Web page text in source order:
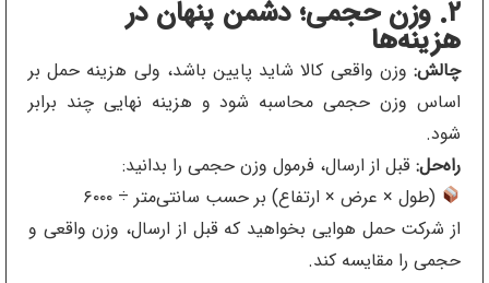
۲. وزن حجمی؛ دشمن پنهان در
هزینه‌ها
چالش: وزن واقعی کالا شاید پایین باشد، ولی هزینه حمل بر
اساس وزن حجمی محاسبه شود و هزینه نهایی چند برابر
شود.
راه‌حل: قبل از ارسال، فرمول وزن حجمی را بدانید:
(طول × عرض × ارتفاع) بر حسب سانتی‌متر ÷ ۶۰۰۰
از شرکت حمل هوایی بخواهید که قبل از ارسال، وزن واقعی و
حجمی را مقایسه کند.